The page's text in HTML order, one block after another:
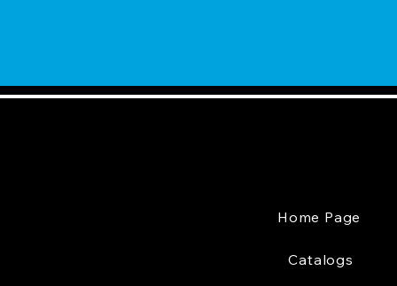
Home Page
Catalogs